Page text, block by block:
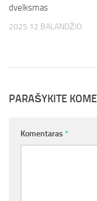
dvelksmas
2025 12 BALANDŽIO
PARAŠYKITE
Komentaras *